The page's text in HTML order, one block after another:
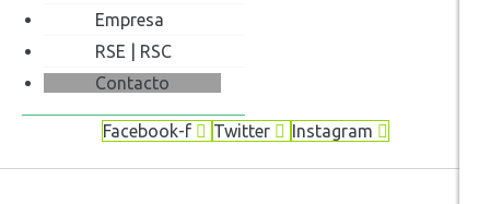
Empresa
RSE | RSC
Contacto
Facebook-f Twitter Instagram